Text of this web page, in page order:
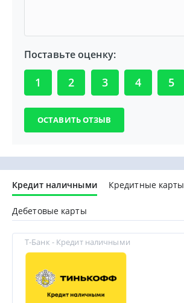
Поставьте оценку:
1 2 3 4 5
Кредит наличными Кредитные карты
Дебетовые карты
Т-Банк - Кредит наличными